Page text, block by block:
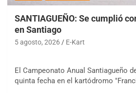
SANTIAGUEÑO: Se cumplió
en Santiago
5 agosto, 2026 E-Kart
El Campeonato Anual Santiagueño
quinta fecha en el kartódromo